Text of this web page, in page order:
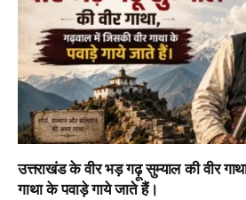
उत्तराखंड के वीर भड़ गढ़ू सुम्याल की वीर
गाथा के पवाड़े गाये जाते हैं।